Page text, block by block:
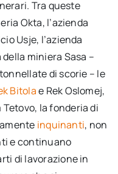
Tra queste
Okta, l’azienda
Usje, l’azienda
miniera Sasa –
di scorie – le
Bitolae Rek Oslomej,
la fonderia di
inquinanti, non
e continuano
di lavorazione in